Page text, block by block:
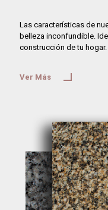
Las características de
belleza inconfundible.
construcción de tu hogar.
Ver Más